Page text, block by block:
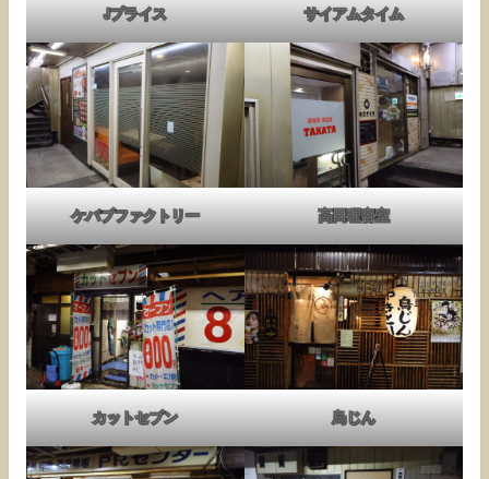
Jプライス サイアムタイム
ケバブファクトリー 高田理容室
カットセブン 鳥じん